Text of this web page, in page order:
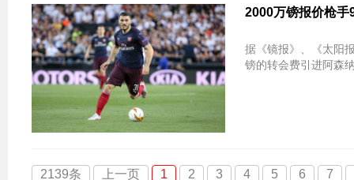
2000万镑报价枪手
据《镜报》、《太阳
镑的转会费引进阿森
2139条 上一页 1 2 3 4 5 6 7